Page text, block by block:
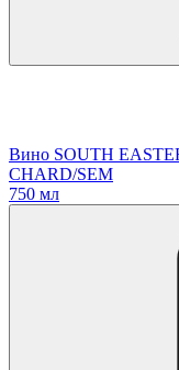
Вино SOUTH
CHARD/SEM
750 мл